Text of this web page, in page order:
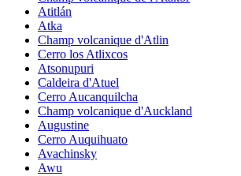
Atitlán
Atka
Champ volcanique d'Atlin
Cerro los Atlixcos
Atsonupuri
Caldeira d'Atuel
Cerro Aucanquilcha
Champ volcanique d'Auckland
Augustine
Cerro Auquihuato
Avachinsky
Awu